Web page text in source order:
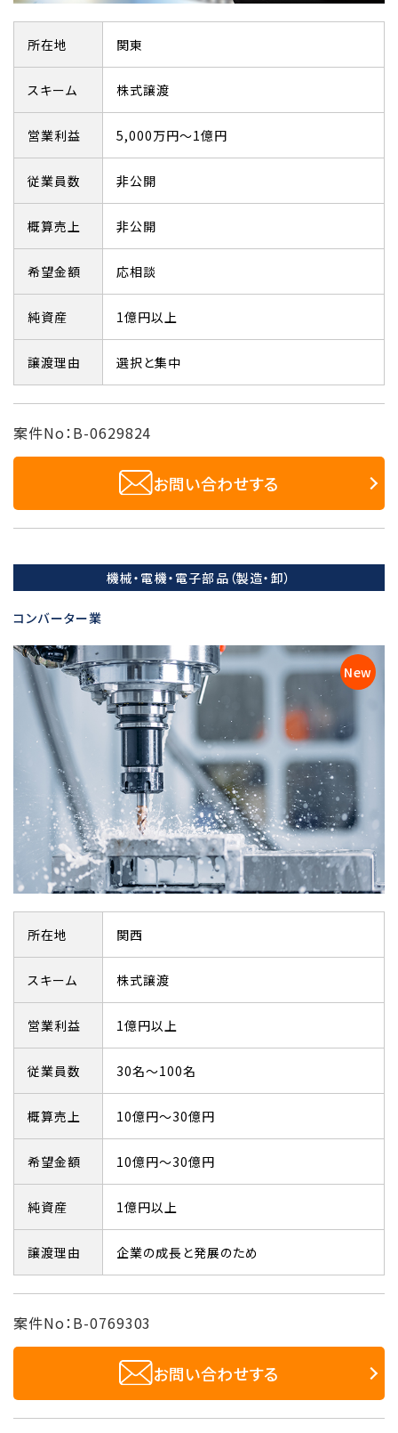
所在地 関東
スキーム 株式譲渡
営業利益 5,000万円～1億円
従業員数 非公開
概算売上 非公開
希望金額 応相談
純資産 1億円以上
譲渡理由 選択と集中
案件No：B-0629824
お問い合わせする
機械・電機・電子部品（製造・卸）
コンバーター業
所在地 関西
スキーム 株式譲渡
営業利益 1億円以上
従業員数 30名～100名
概算売上 10億円～30億円
希望金額 10億円～30億円
純資産 1億円以上
譲渡理由 企業の成長と発展のため
案件No：B-0769303
お問い合わせする